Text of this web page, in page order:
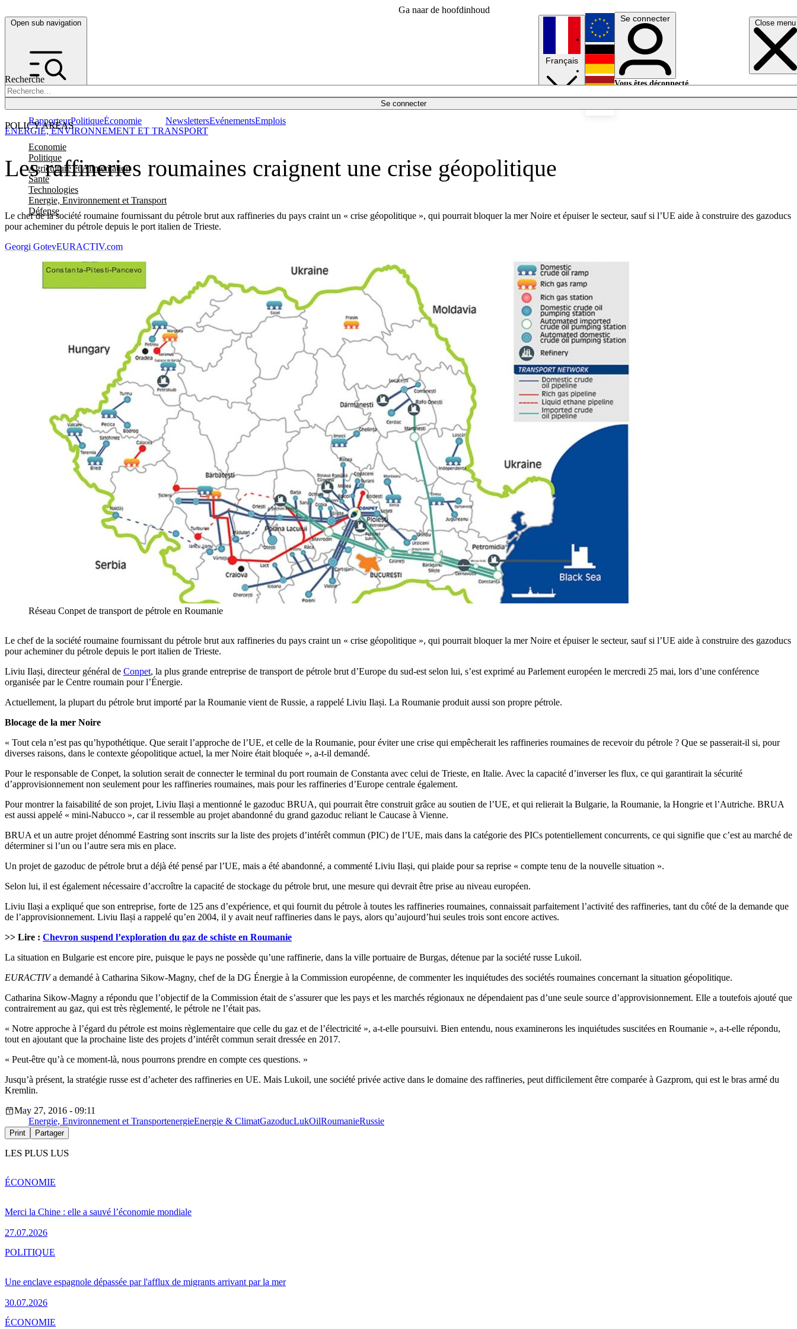
Ga naar de hoofdinhoud
Open sub navigation Close menu
Recherche
Se connecter
POLICY AREAS
Economie
Politique
Agriculture et Alimentation
Santé
Technologies
Energie, Environnement et Transport
Défense
RapporteurPolitiqueÉconomie NewslettersEvénementsEmplois
Français
English
Deutsch
Se connecter
Vous êtes déconnecté.
Les raffineries roumaines craignent une crise géopolitique
Le chef de la société roumaine fournissant du pétrole brut aux raffineries du pays craint un « crise géopolitique », qui pourrait bloquer la mer Noire et épuiser le secteur, sauf si l’UE aide à construire des gazoducs
pour acheminer du pétrole depuis le port italien de Trieste.
ENERGIE, ENVIRONNEMENT ET TRANSPORT
Georgi GotevEURACTIV.com
Réseau Conpet de transport de pétrole en Roumanie
Le chef de la société roumaine fournissant du pétrole brut aux raffineries du pays craint un « crise géopolitique », qui pourrait bloquer la mer Noire et épuiser le secteur, sauf si l’UE aide à construire des gazoducs
pour acheminer du pétrole depuis le port italien de Trieste.
Liviu Ilași, directeur général de Conpet, la plus grande entreprise de transport de pétrole brut d’Europe du sud-est selon lui, s’est exprimé au Parlement européen le mercredi 25 mai, lors d’une conférence
organisée par le Centre roumain pour l’Énergie.
Actuellement, la plupart du pétrole brut importé par la Roumanie vient de Russie, a rappelé Liviu Ilași. La Roumanie produit aussi son propre pétrole.
Blocage de la mer Noire
« Tout cela n’est pas qu’hypothétique. Que serait l’approche de l’UE, et celle de la Roumanie, pour éviter une crise qui empêcherait les raffineries roumaines de recevoir du pétrole ? Que se passerait-il si, pour
diverses raisons, dans le contexte géopolitique actuel, la mer Noire était bloquée », a-t-il demandé.
Pour le responsable de Conpet, la solution serait de connecter le terminal du port roumain de Constanta avec celui de Trieste, en Italie. Avec la capacité d’inverser les flux, ce qui garantirait la sécurité
d’approvisionnement non seulement pour les raffineries roumaines, mais pour les raffineries d’Europe centrale également.
Pour montrer la faisabilité de son projet, Liviu Ilași a mentionné le gazoduc BRUA, qui pourrait être construit grâce au soutien de l’UE, et qui relierait la Bulgarie, la Roumanie, la Hongrie et l’Autriche. BRUA
est aussi appelé « mini-Nabucco », car il ressemble au projet abandonné du grand gazoduc reliant le Caucase à Vienne.
BRUA et un autre projet dénommé Eastring sont inscrits sur la liste des projets d’intérêt commun (PIC) de l’UE, mais dans la catégorie des PICs potentiellement concurrents, ce qui signifie que c’est au marché de
déterminer si l’un ou l’autre sera mis en place.
Un projet de gazoduc de pétrole brut a déjà été pensé par l’UE, mais a été abandonné, a commenté Liviu Ilași, qui plaide pour sa reprise « compte tenu de la nouvelle situation ».
Selon lui, il est également nécessaire d’accroître la capacité de stockage du pétrole brut, une mesure qui devrait être prise au niveau européen.
Liviu Ilași a expliqué que son entreprise, forte de 125 ans d’expérience, et qui fournit du pétrole à toutes les raffineries roumaines, connaissait parfaitement l’activité des raffineries, tant du côté de la demande que
de l’approvisionnement. Liviu Ilași a rappelé qu’en 2004, il y avait neuf raffineries dans le pays, alors qu’aujourd’hui seules trois sont encore actives.
>> Lire : Chevron suspend l’exploration du gaz de schiste en Roumanie
La situation en Bulgarie est encore pire, puisque le pays ne possède qu’une raffinerie, dans la ville portuaire de Burgas, détenue par la société russe Lukoil.
EURACTIVa demandé à Catharina Sikow-Magny, chef de la DG Énergie à la Commission européenne, de commenter les inquiétudes des sociétés roumaines concernant la situation géopolitique.
Catharina Sikow-Magny a répondu que l’objectif de la Commission était de s’assurer que les pays et les marchés régionaux ne dépendaient pas d’une seule source d’approvisionnement. Elle a toutefois ajouté que
contrairement au gaz, qui est très règlementé, le pétrole ne l’était pas.
« Notre approche à l’égard du pétrole est moins règlementaire que celle du gaz et de l’électricité », a-t-elle poursuivi. Bien entendu, nous examinerons les inquiétudes suscitées en Roumanie », a-t-elle répondu,
tout en ajoutant que la prochaine liste des projets d’intérêt commun serait dressée en 2017.
« Peut-être qu’à ce moment-là, nous pourrons prendre en compte ces questions. »
Jusqu’à présent, la stratégie russe est d’acheter des raffineries en UE. Mais Lukoil, une société privée active dans le domaine des raffineries, peut difficilement être comparée à Gazprom, qui est le bras armé du
Kremlin.
May 27, 2016 - 09:11
Energie, Environnement et TransportenergieEnergie & ClimatGazoducLukOilRoumanieRussie
Print Partager
LES PLUS LUS
Merci la Chine : elle a sauvé l’économie mondiale
27.07.2026
ÉCONOMIE
Une enclave espagnole dépassée par l'afflux de migrants arrivant par la mer
30.07.2026
POLITIQUE
ÉCONOMIE